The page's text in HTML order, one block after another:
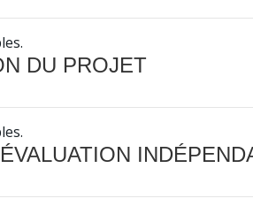
DU PROJET